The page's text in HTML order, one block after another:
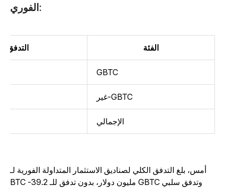
الفئة التدفق
GBTC
غير-GBTC
الإجمالي
أمس، بلغ التدفق الكلي لصناديق الاستثمار المتداولة الفورية لـ
BTC -39.2 مليون دولار، بدون تدفق للـ GBTC وتدفق سلبي